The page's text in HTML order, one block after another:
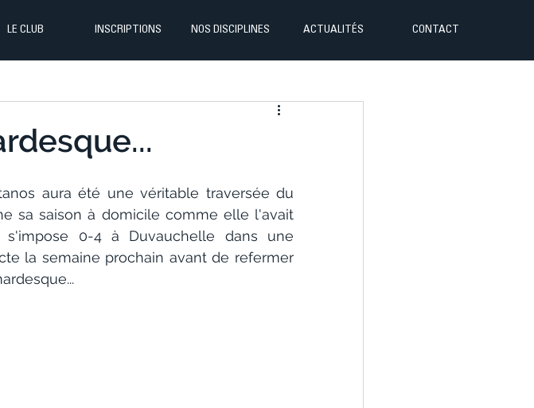
LE CLUB INSCRIPTIONS NOS DISCIPLINES ACTUALITÉS CONTACT
aura été une véritable traversée du
sa saison à domicile comme elle l'avait
0-4 à Duvauchelle dans une
la semaine prochain avant de refermer